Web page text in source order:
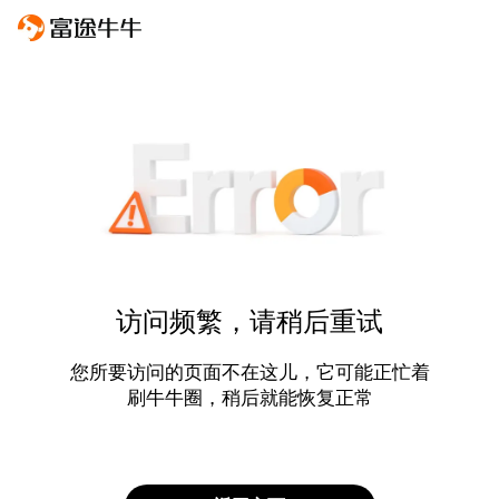
访问频繁，请稍后重试
您所要访问的页面不在这儿，它可能正忙着
刷牛牛圈，稍后就能恢复正常